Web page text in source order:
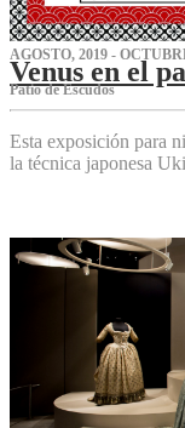
AGOSTO, 2019 -
Venus en el
P‌atio de Escudos
Esta exposición para
la técnica japonesa